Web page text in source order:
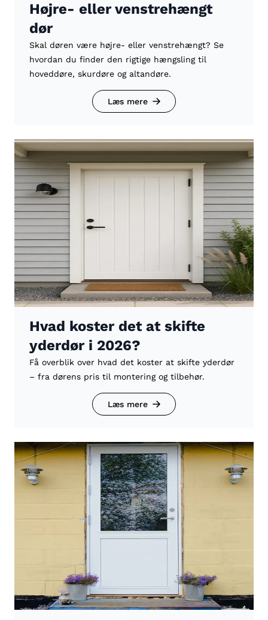
Højre- eller venstrehængt
dør
Skal døren være højre- eller venstrehængt? Se
hvordan du finder den rigtige hængsling til
hoveddøre, skurdøre og altandøre.
Læs mere
Hvad koster det at skifte
yderdør i 2026?
Få overblik over hvad det koster at skifte yderdør
– fra dørens pris til montering og tilbehør.
Læs mere